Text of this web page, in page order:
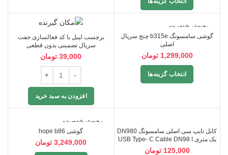
رجیستر شده- بدو
ن گارانتی
گوشی سامسونگ b315e چنج سریال
اصلی
1,299,000 تومان
انتخاب گزینه‌ها
برچسب لیبل با کد فعالسازی جفت
سریال تضمینی بدون قطعی
39,000 تومان
افزودن به سبد خرید
کابل تایپ سی اصلی سامسونگ DN980
یک متری ا USB Type- C Cable DN98
125,000 تومان
رجیستر شده- بدو
ن گارانتی
گوشی hope b86
3,249,000 تومان